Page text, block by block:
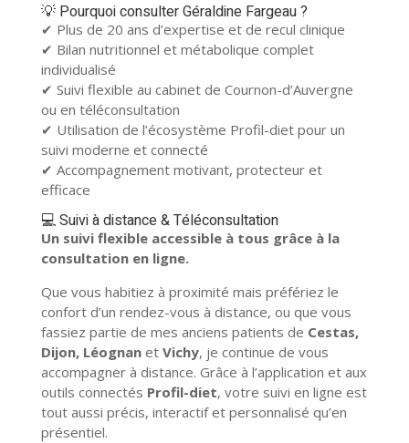
💡 Pourquoi consulter Géraldine Fargeau ?
✔ Plus de 20 ans d’expertise et de recul clinique
✔ Bilan nutritionnel et métabolique complet
individualisé
✔ Suivi flexible au cabinet de Cournon-d’Auvergne
ou en téléconsultation
✔ Utilisation de l’écosystème Profil-diet pour un
suivi moderne et connecté
✔ Accompagnement motivant, protecteur et
efficace
💻 Suivi à distance & Téléconsultation
Un suivi flexible accessible à tous grâce à la
consultation en ligne.
Que vous habitiez à proximité mais préfériez le
confort d’un rendez-vous à distance, ou que vous
fassiez partie de mes anciens patients de Cestas,
Dijon, Léognanet Vichy, je continue de vous
accompagner à distance. Grâce à l’application et aux
outils connectés Profil-diet, votre suivi en ligne est
tout aussi précis, interactif et personnalisé qu’en
présentiel.